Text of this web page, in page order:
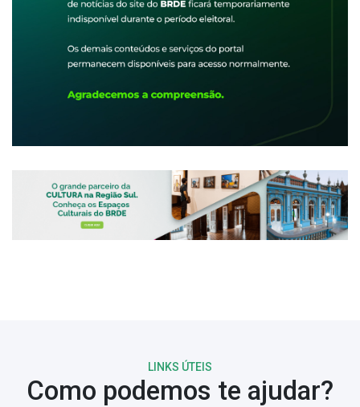
LINKS ÚTEIS
Como podemos te ajudar?